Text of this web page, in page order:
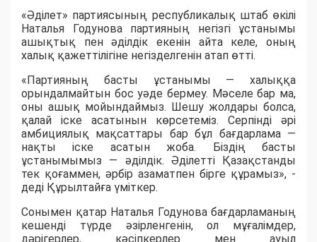
«Әділет» партиясының республикалық штаб өкілі
Наталья Годунова партияның негізгі ұстанымы
ашықтық пен әділдік екенін айта келе, оның
халық қажеттілігіне негізделгенін атап өтті.
«Партияның басты ұстанымы — халыққа
орындалмайтын бос уәде бермеу. Мәселе бар ма,
оны ашық мойындаймыз. Шешу жолдары болса,
қалай іске асатынын көрсетеміз. Серпінді әрі
амбициялық мақсаттары бар бұл бағдарлама —
нақты іске асатын жоба. Біздің басты
ұстанымымыз — әділдік. Әділетті Қазақстанды
тек қоғаммен, әрбір азаматпен бірге құрамыз», -
деді Құрылтайға үміткер.
Сонымен қатар Наталья Годунова бағдарламаның
кешенді түрде әзірленгенін, ол мұғалімдер,
дәрігерлер, кәсіпкерлер мен ауыл